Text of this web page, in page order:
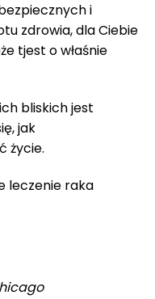
i
zdrowia, dla Ciebie
tjest o właśnie
bliskich jest
jak
życie.
leczenie raka